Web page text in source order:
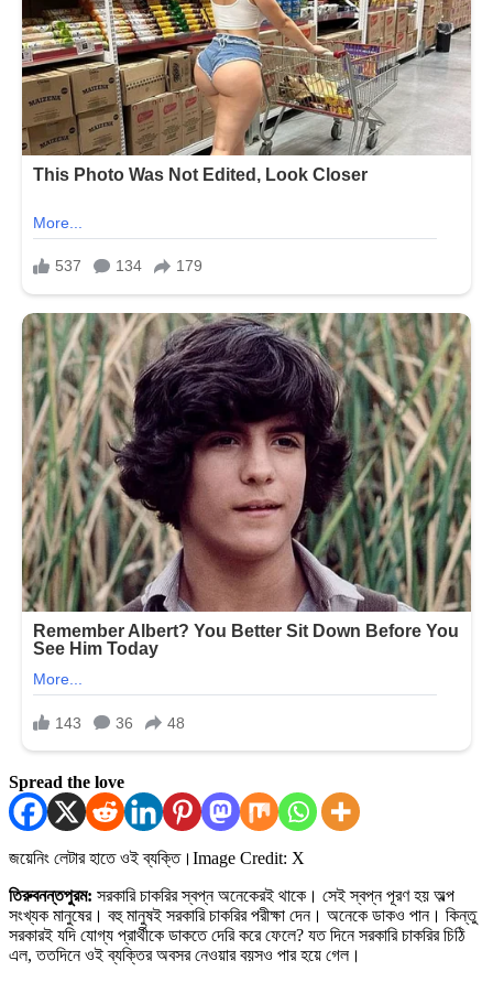
Spread the love
জয়েনিং লেটার হাতে ওই ব্যক্তি। Image Credit: X
তিরুবনন্তপুরম: সরকারি চাকরির স্বপ্ন অনেকেরই থাকে। সেই স্বপ্ন পূরণ হয় অল্প
সংখ্যক মানুষের। বহু মানুষই সরকারি চাকরির পরীক্ষা দেন। অনেকে ডাকও পান। কিন্তু
সরকারই যদি যোগ্য প্রার্থীকে ডাকতে দেরি করে ফেলে? যত দিনে সরকারি চাকরির চিঠি
এল, ততদিনে ওই ব্যক্তির অবসর নেওয়ার বয়সও পার হয়ে গেল।